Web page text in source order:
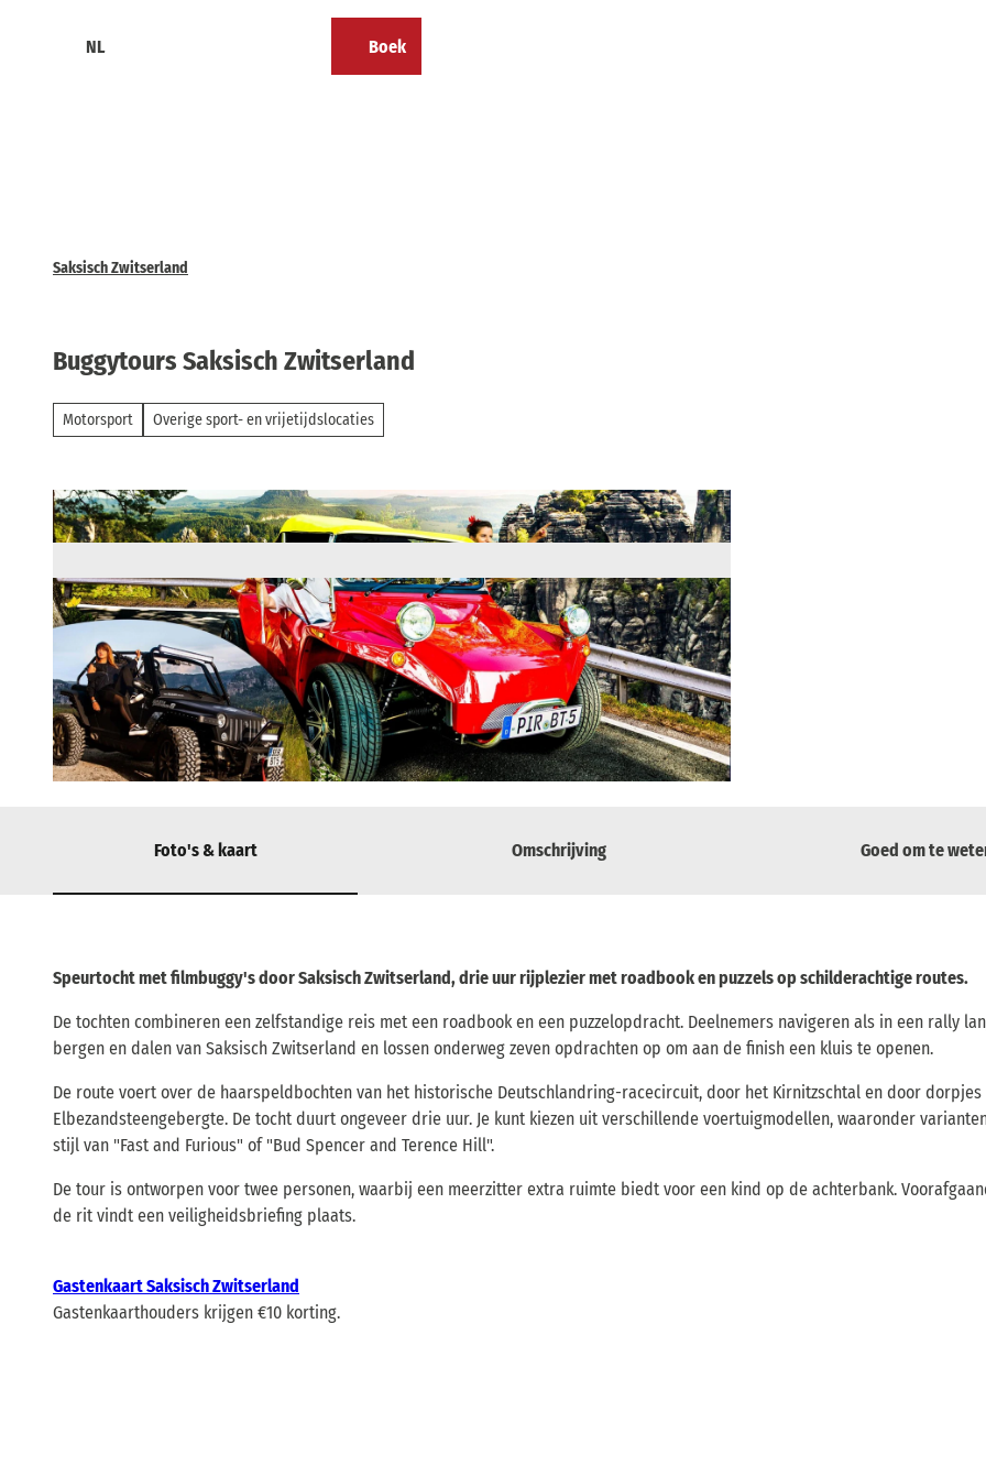
NL Boek
Saksisch Zwitserland
Buggytours Saksisch Zwitserland
Motorsport Overige sport- en vrijetijdslocaties
Foto's & kaart Omschrijving Goed om te
Speurtocht met filmbuggy's door Saksisch Zwitserland, drie uur rijplezier met roadbook en puzzels op schilderachtige routes.
De tochten combineren een zelfstandige reis met een roadbook en een puzzelopdracht. Deelnemers navigeren als in een rally
bergen en dalen van Saksisch Zwitserland en lossen onderweg zeven opdrachten op om aan de finish een kluis te openen.
De route voert over de haarspeldbochten van het historische Deutschlandring-racecircuit, door het Kirnitzschtal en door
Elbezandsteengebergte. De tocht duurt ongeveer drie uur. Je kunt kiezen uit verschillende voertuigmodellen, waaronder
stijl van "Fast and Furious" of "Bud Spencer and Terence Hill".
De tour is ontworpen voor twee personen, waarbij een meerzitter extra ruimte biedt voor een kind op de achterbank.
de rit vindt een veiligheidsbriefing plaats.
Gastenkaart Saksisch Zwitserland
Gastenkaarthouders krijgen €10 korting.